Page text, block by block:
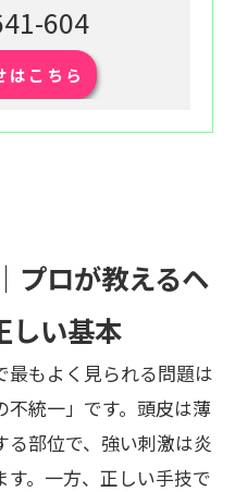
604
はこちら
プロが教えるヘ
しい基本
最もよく見られる問題は
不統一」です。頭皮は薄
る部位で、強い刺激は炎
。一方、正しい手技で